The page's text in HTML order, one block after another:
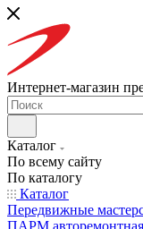
Интернет-магазин
Каталог
По всему сайту
По каталогу
Каталог
Передвижные
ПАРМ авторемонтная